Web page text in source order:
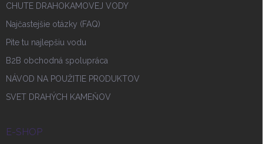
CHUTE DRAHOKAMOVEJ VODY
Najčastejšie otázky (FAQ)
Pite tu najlepšiu vodu
B2B obchodná spolupráca
NÁVOD NA POUŽITIE PRODUKTOV
SVET DRAHÝCH KAMEŇOV
E-SHOP